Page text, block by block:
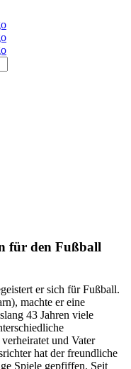
für den Fußball
er sich für Fußball.
machte er eine
43 Jahren viele
und Vater
hat der freundliche
Spiele gepfiffen. Seit